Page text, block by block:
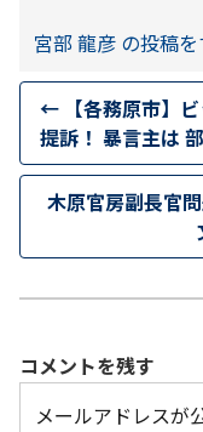
宮部 龍彦 の投稿
← 【各務原市】
提訴！ 暴言主は
木原官房副長官
コメントを残す
メールアドレスが